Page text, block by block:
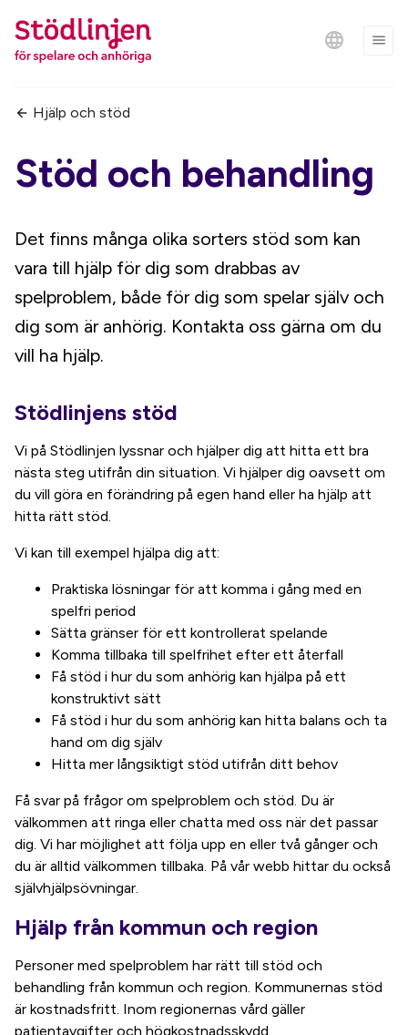
Hjälp och stöd
Stöd och behandling
Det finns många olika sorters stöd som kan
vara till hjälp för dig som drabbas av
spelproblem, både för dig som spelar själv och
dig som är anhörig. Kontakta oss gärna om du
vill ha hjälp.
Stödlinjens stöd
Vi på Stödlinjen lyssnar och hjälper dig att hitta ett bra
nästa steg utifrån din situation. Vi hjälper dig oavsett om
du vill göra en förändring på egen hand eller ha hjälp att
hitta rätt stöd.
Vi kan till exempel hjälpa dig att:
Praktiska lösningar för att komma i gång med en
spelfri period
Sätta gränser för ett kontrollerat spelande
Komma tillbaka till spelfrihet efter ett återfall
Få stöd i hur du som anhörig kan hjälpa på ett
konstruktivt sätt
Få stöd i hur du som anhörig kan hitta balans och ta
hand om dig själv
Hitta mer långsiktigt stöd utifrån ditt behov
Få svar på frågor om spelproblem och stöd. Du är
välkommen att ringa eller chatta med oss när det passar
dig. Vi har möjlighet att följa upp en eller två gånger och
du är alltid välkommen tillbaka. På vår webb hittar du också
självhjälpsövningar.
Hjälp från kommun och region
Personer med spelproblem har rätt till stöd och
behandling från kommun och region. Kommunernas stöd
är kostnadsfritt. Inom regionernas vård gäller
patientavgifter och högkostnadsskydd.